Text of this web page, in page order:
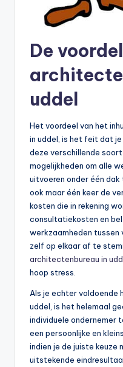
De
uddel
Het voordeel van het
in uddel, is het feit dat
deze verschillende
mogelijkheden om alle
uitvoeren onder één
ook maar één keer de
kosten die in rekening
consultatiekosten en
werkzaamheden
zelf op elkaar af te
architectenbureau in
hoop stress.
Als je echter voldoende
uddel, is het helemaal
individuele ondernemer
een persoonlijke en
indien je de juiste keuze
uitstekende